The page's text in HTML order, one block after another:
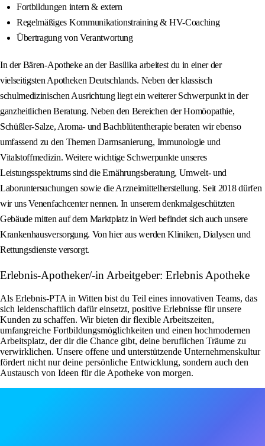
Fortbildungen intern & extern
Regelmäßiges Kommunikationstraining & HV-Coaching
Übertragung von Verantwortung
In der Bären-Apotheke an der Basilika arbeitest du in einer der
vielseitigsten Apotheken Deutschlands. Neben der klassisch
schulmedizinischen Ausrichtung liegt ein weiterer Schwerpunkt in der
ganzheitlichen Beratung. Neben den Bereichen der Homöopathie,
Schüßler-Salze, Aroma- und Bachblütentherapie beraten wir ebenso
umfassend zu den Themen Darmsanierung, Immunologie und
Vitalstoffmedizin. Weitere wichtige Schwerpunkte unseres
Leistungsspektrums sind die Ernährungsberatung, Umwelt- und
Laboruntersuchungen sowie die Arzneimittelherstellung. Seit 2018 dürfen
wir uns Venenfachcenter nennen. In unserem denkmalgeschützten
Gebäude mitten auf dem Marktplatz in Werl befindet sich auch unsere
Krankenhausversorgung. Von hier aus werden Kliniken, Dialysen und
Rettungsdienste versorgt.
Erlebnis-Apotheker/-in Arbeitgeber: Erlebnis Apotheke
Als Erlebnis-PTA in Witten bist du Teil eines innovativen Teams, das
sich leidenschaftlich dafür einsetzt, positive Erlebnisse für unsere
Kunden zu schaffen. Wir bieten dir flexible Arbeitszeiten,
umfangreiche Fortbildungsmöglichkeiten und einen hochmodernen
Arbeitsplatz, der dir die Chance gibt, deine beruflichen Träume zu
verwirklichen. Unsere offene und unterstützende Unternehmenskultur
fördert nicht nur deine persönliche Entwicklung, sondern auch den
Austausch von Ideen für die Apotheke von morgen.